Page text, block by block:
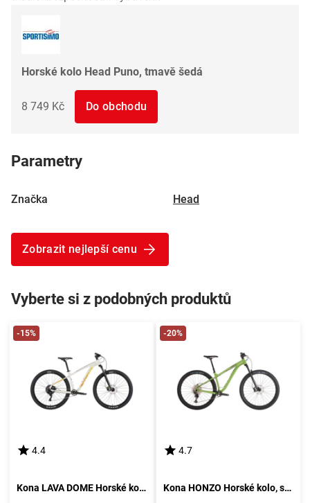
Horské kolo Head Puno, tmavě šedá
8 749 Kč Do obchodu
Parametry
Značka Head
Zobrazit nejlepší cenu
Vyberte si z podobných produktů
-15%
4.4
Kona LAVA DOME Horské kolo, bílá
-20%
4.7
Kona HONZO Horské kolo, světle zelená